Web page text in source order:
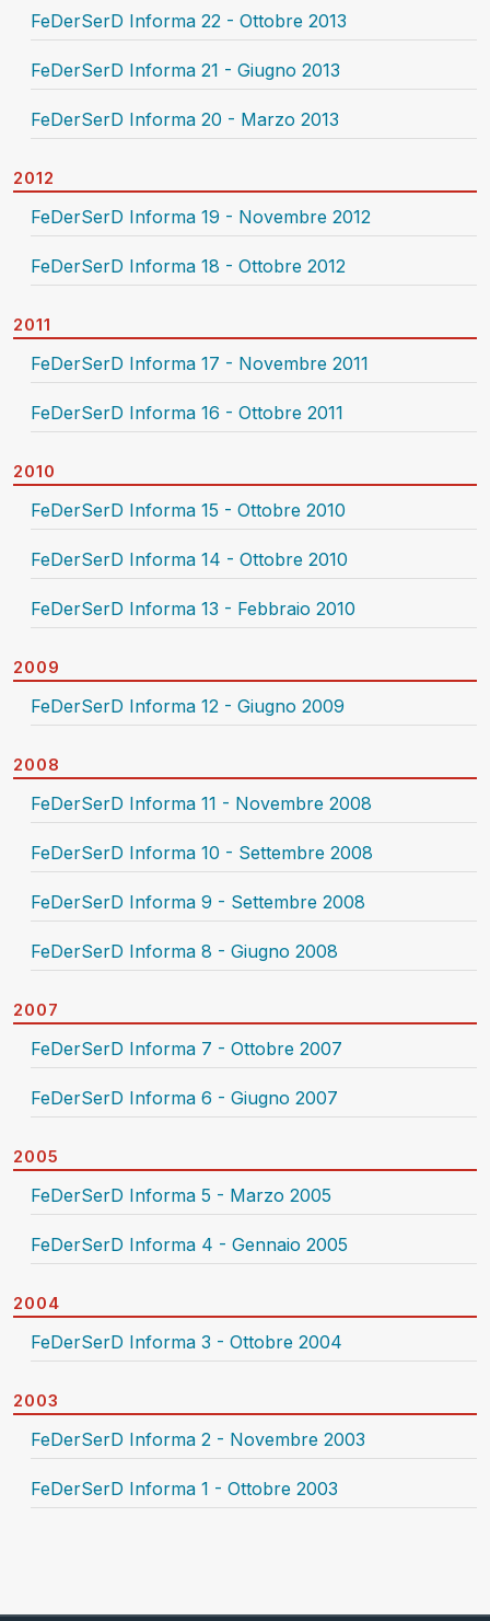
FeDerSerD Informa 22 - Ottobre 2013
FeDerSerD Informa 21 - Giugno 2013
FeDerSerD Informa 20 - Marzo 2013
2012
FeDerSerD Informa 19 - Novembre 2012
FeDerSerD Informa 18 - Ottobre 2012
2011
FeDerSerD Informa 17 - Novembre 2011
FeDerSerD Informa 16 - Ottobre 2011
2010
FeDerSerD Informa 15 - Ottobre 2010
FeDerSerD Informa 14 - Ottobre 2010
FeDerSerD Informa 13 - Febbraio 2010
2009
FeDerSerD Informa 12 - Giugno 2009
2008
FeDerSerD Informa 11 - Novembre 2008
FeDerSerD Informa 10 - Settembre 2008
FeDerSerD Informa 9 - Settembre 2008
FeDerSerD Informa 8 - Giugno 2008
2007
FeDerSerD Informa 7 - Ottobre 2007
FeDerSerD Informa 6 - Giugno 2007
2005
FeDerSerD Informa 5 - Marzo 2005
FeDerSerD Informa 4 - Gennaio 2005
2004
FeDerSerD Informa 3 - Ottobre 2004
2003
FeDerSerD Informa 2 - Novembre 2003
FeDerSerD Informa 1 - Ottobre 2003